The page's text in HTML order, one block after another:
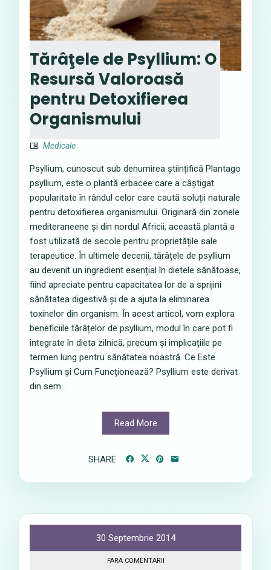
Tărâţele de Psyllium: O
Resursă Valoroasă
pentru Detoxifierea
Organismului
Medicale
Psyllium, cunoscut sub denumirea științifică Plantago
psyllium, este o plantă erbacee care a câștigat
popularitate în rândul celor care caută soluții naturale
pentru detoxifierea organismului. Originară din zonele
mediteraneene și din nordul Africii, această plantă a
fost utilizată de secole pentru proprietățile sale
terapeutice. În ultimele decenii, tărâțele de psyllium
au devenit un ingredient esențial în dietele sănătoase,
fiind apreciate pentru capacitatea lor de a sprijini
sănătatea digestivă și de a ajuta la eliminarea
toxinelor din organism. În acest articol, vom explora
beneficiile tărâțelor de psyllium, modul în care pot fi
integrate în dieta zilnică, precum și implicațiile pe
termen lung pentru sănătatea noastră. Ce Este
Psyllium și Cum Funcționează? Psyllium este derivat
din sem...
Read More
SHARE
30 Septembrie 2014
FARA COMENTARII